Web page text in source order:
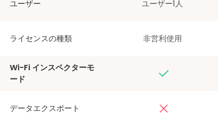
ユーザー ユーザー1人
ライセンスの種類 非営利使用
Wi-Fi インスペクターモ
ード
データエクスポート